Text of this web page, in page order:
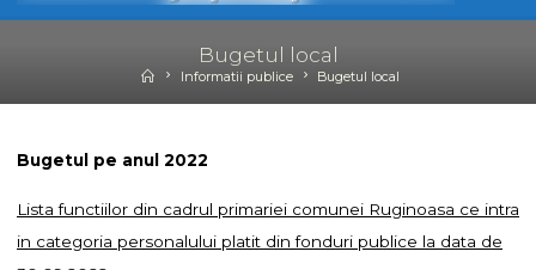
Bugetul local
HomeInformatii publice Bugetul local
Bugetul pe anul 2022
Lista functiilor din cadrul primariei comunei Ruginoasa ce intra
in categoria personalului platit din fonduri publice la data de